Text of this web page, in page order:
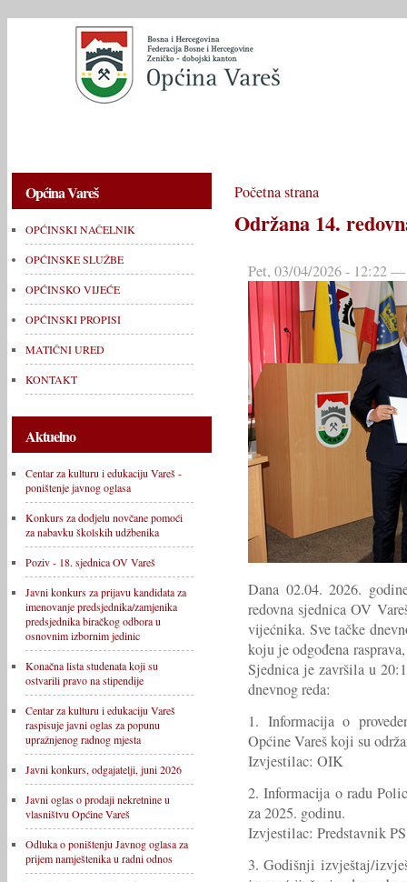
Općina Vareš
OPĆINSKI NAČELNIK
OPĆINSKE SLUŽBE
OPĆINSKO VIJEĆE
OPĆINSKI PROPISI
MATIČNI URED
KONTAKT
Aktuelno
Centar za kulturu i edukaciju Vareš -
poništenje javnog oglasa
Konkurs za dodjelu novčane pomoći
za nabavku školskih udžbenika
Poziv - 18. sjednica OV Vareš
Javni konkurs za prijavu kandidata za
imenovanje predsjednika/zamjenika
predsjednika biračkog odbora u
osnovnim izbornim jedinic
Konačna lista studenata koji su
ostvarili pravo na stipendije
Centar za kulturu i edukaciju Vareš
raspisuje javni oglas za popunu
upražnjenog radnog mjesta
Javni konkurs, odgajatelji, juni 2026
Javni oglas o prodaji nekretnine u
vlasništvu Općine Vareš
Odluka o poništenju Javnog oglasa za
prijem namještenika u radni odnos
Početna strana
Održana 14.
Pet, 03/04/2026 - 12:22
Dana 02.04. 2026.
redovna sjednica OV
vijećnika. Sve tačke
koju je odgođena
Sjednica je završila u
dnevnog reda:
1. Informacija o
Općine Vareš koji su
Izvjestilac: OIK
2. Informacija o radu
za 2025. godinu.
Izvjestilac: Predstavnik
3. Godišnji izvještaj/